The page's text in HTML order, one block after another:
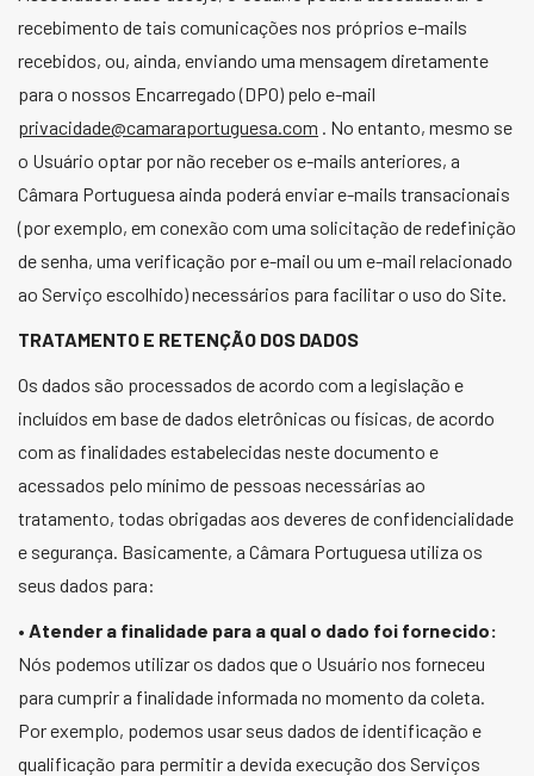
recebimento de tais comunicações nos próprios e-mails
recebidos, ou, ainda, enviando uma mensagem diretamente
para o nossos Encarregado (DPO) pelo e-mail
privacidade@camaraportuguesa.com . No entanto, mesmo se
o Usuário optar por não receber os e-mails anteriores, a
Câmara Portuguesa ainda poderá enviar e-mails transacionais
(por exemplo, em conexão com uma solicitação de redefinição
de senha, uma verificação por e-mail ou um e-mail relacionado
ao Serviço escolhido) necessários para facilitar o uso do Site.
TRATAMENTO E RETENÇÃO DOS DADOS
Os dados são processados de acordo com a legislação e
incluídos em base de dados eletrônicas ou físicas, de acordo
com as finalidades estabelecidas neste documento e
acessados pelo mínimo de pessoas necessárias ao
tratamento, todas obrigadas aos deveres de confidencialidade
e segurança. Basicamente, a Câmara Portuguesa utiliza os
seus dados para:
• Atender a finalidade para a qual o dado foi fornecido:
Nós podemos utilizar os dados que o Usuário nos forneceu
para cumprir a finalidade informada no momento da coleta.
Por exemplo, podemos usar seus dados de identificação e
qualificação para permitir a devida execução dos Serviços